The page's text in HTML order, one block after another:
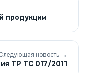
продукции
новость →
ТР ТС 017/2011